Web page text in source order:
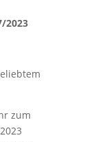
2023
zum